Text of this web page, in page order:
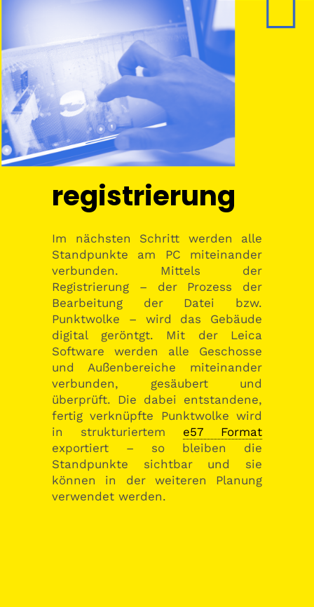
registrierung
Im nächsten Schritt werden alle
Standpunkte am PC miteinander
verbunden. Mittels der
Registrierung – der Prozess der
Bearbeitung der Datei bzw.
Punktwolke – wird das Gebäude
digital geröntgt. Mit der Leica
Software werden alle Geschosse
und Außenbereiche miteinander
verbunden, gesäubert und
überprüft. Die dabei entstandene,
fertig verknüpfte Punktwolke wird
in strukturiertem e57 Format
exportiert – so bleiben die
Standpunkte sichtbar und sie
können in der weiteren Planung
verwendet werden.